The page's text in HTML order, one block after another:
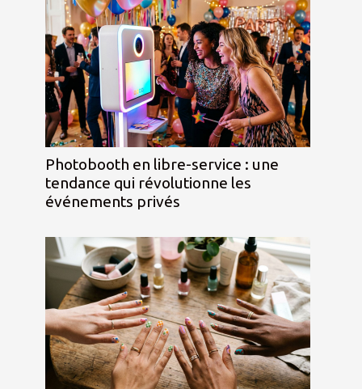
Photobooth en libre-service : une
tendance qui révolutionne les
événements privés